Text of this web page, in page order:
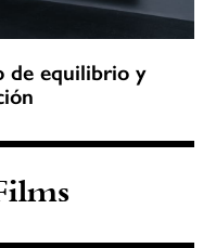
de equilibrio y